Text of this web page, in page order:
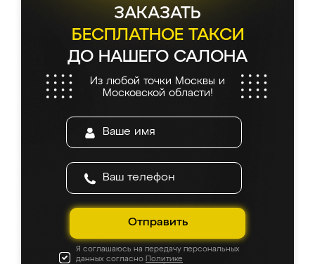
ЗАКАЗАТЬ
БЕСПЛАТНОЕ ТАКСИ
ДО НАШЕГО САЛОНА
Из любой точки Москвы и
Московской области!
Отправить
Я соглашаюсь на передачу персональных
данных согласно Политике